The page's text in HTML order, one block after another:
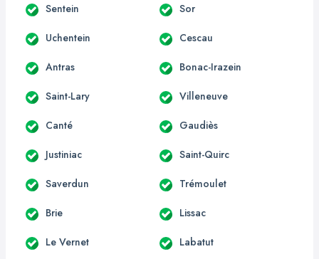
Sentein Sor
Uchentein Cescau
Antras Bonac-Irazein
Saint-Lary Villeneuve
Canté Gaudiès
Justiniac Saint-Quirc
Saverdun Trémoulet
Brie Lissac
Le Vernet Labatut